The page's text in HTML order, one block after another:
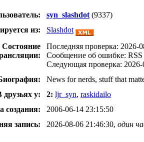
syn_slashdot (9337)
из:
Slashdot
Состояние
Последняя проверка: 2026-
Сообщение об ошибке: RSS
Следующая проверка: 2026-
News for nerds, stuff that
друзьях у:
2: ljr_syn, raskidailo
создания:
2006-06-14 23:15:50
запись:
2026-08-06 21:46:30, один